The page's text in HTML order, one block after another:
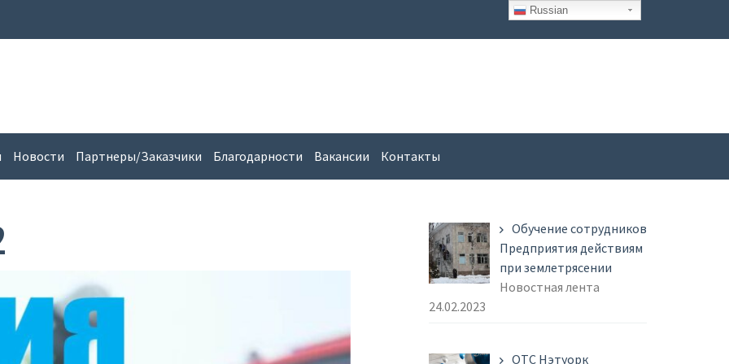
Новости Партнеры/Заказчики Благодарности Вакансии Контакты
Обучение сотрудников
Предприятия действиям
при землетрясении
Новостная лента
24.02.2023
ОТС Нэтуорк
Russian